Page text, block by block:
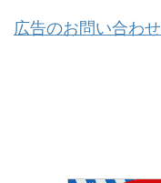
広告のお問い合わ